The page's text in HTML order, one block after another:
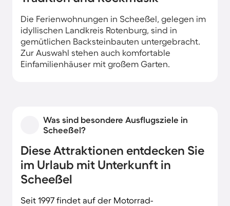
Die Ferienwohnungen in Scheeßel, gelegen im
idyllischen Landkreis Rotenburg, sind in
gemütlichen Backsteinbauten untergebracht.
Zur Auswahl stehen auch komfortable
Einfamilienhäuser mit großem Garten.
Was sind besondere Ausflugsziele in
Scheeßel?
Diese Attraktionen entdecken Sie
im Urlaub mit Unterkunft in
Scheeßel
Seit 1997 findet auf der Motorrad-